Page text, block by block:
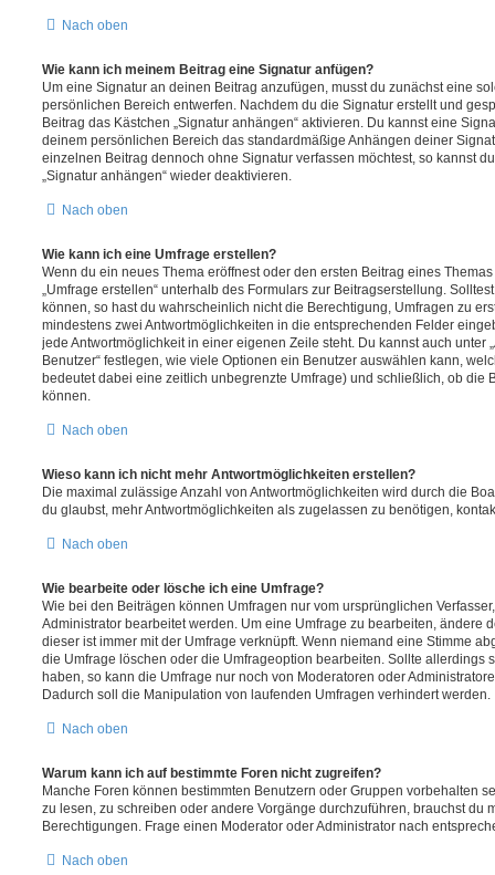
Nach oben
Wie kann ich meinem Beitrag eine Signatur anfügen?
Um eine Signatur an deinen Beitrag anzufügen, musst du zunächst eine
persönlichen Bereich entwerfen. Nachdem du die Signatur erstellt und
Beitrag das Kästchen „Signatur anhängen“ aktivieren. Du kannst eine
deinem persönlichen Bereich das standardmäßige Anhängen deiner
einzelnen Beitrag dennoch ohne Signatur verfassen möchtest, so kannst
„Signatur anhängen“ wieder deaktivieren.
Nach oben
Wie kann ich eine Umfrage erstellen?
Wenn du ein neues Thema eröffnest oder den ersten Beitrag eines
„Umfrage erstellen“ unterhalb des Formulars zur Beitragserstellung.
können, so hast du wahrscheinlich nicht die Berechtigung, Umfragen zu
mindestens zwei Antwortmöglichkeiten in die entsprechenden Felder
jede Antwortmöglichkeit in einer eigenen Zeile steht. Du kannst auch unter
Benutzer“ festlegen, wie viele Optionen ein Benutzer auswählen kann,
bedeutet dabei eine zeitlich unbegrenzte Umfrage) und schließlich, ob die
können.
Nach oben
Wieso kann ich nicht mehr Antwortmöglichkeiten erstellen?
Die maximal zulässige Anzahl von Antwortmöglichkeiten wird durch die
du glaubst, mehr Antwortmöglichkeiten als zugelassen zu benötigen,
Nach oben
Wie bearbeite oder lösche ich eine Umfrage?
Wie bei den Beiträgen können Umfragen nur vom ursprünglichen
Administrator bearbeitet werden. Um eine Umfrage zu bearbeiten, ändere
dieser ist immer mit der Umfrage verknüpft. Wenn niemand eine Stimme
die Umfrage löschen oder die Umfrageoption bearbeiten. Sollte allerdings
haben, so kann die Umfrage nur noch von Moderatoren oder
Dadurch soll die Manipulation von laufenden Umfragen verhindert werden.
Nach oben
Warum kann ich auf bestimmte Foren nicht zugreifen?
Manche Foren können bestimmten Benutzern oder Gruppen vorbehalten
zu lesen, zu schreiben oder andere Vorgänge durchzuführen, brauchst du
Berechtigungen. Frage einen Moderator oder Administrator nach
Nach oben